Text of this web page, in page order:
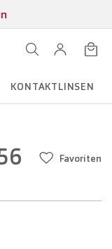
KONTAKTLINSEN
Favoriten